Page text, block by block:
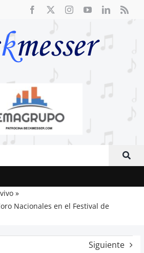
Nacionales en el Festival de
Siguiente